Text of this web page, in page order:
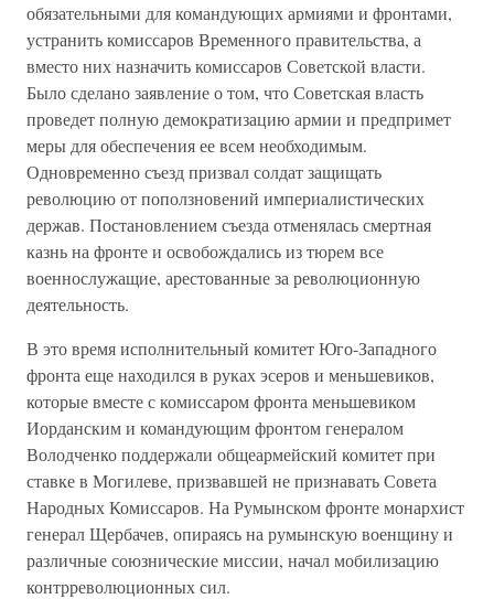
обязательными для командующих армиями и фронтами,
устранить комиссаров Временного правительства, а
вместо них назначить комиссаров Советской власти.
Было сделано заявление о том, что Советская власть
проведет полную демократизацию армии и предпримет
меры для обеспечения ее всем необходимым.
Одновременно съезд призвал солдат защищать
революцию от поползновений империалистических
держав. Постановлением съезда отменялась смертная
казнь на фронте и освобождались из тюрем все
военнослужащие, арестованные за революционную
деятельность.
В это время исполнительный комитет Юго-Западного
фронта еще находился в руках эсеров и меньшевиков,
которые вместе с комиссаром фронта меньшевиком
Иорданским и командующим фронтом генералом
Володченко поддержали общеармейский комитет при
ставке в Могилеве, призвавшей не признавать Совета
Народных Комиссаров. На Румынском фронте монархист
генерал Щербачев, опираясь на румынскую военщину и
различные союзнические миссии, начал мобилизацию
контрреволюционных сил.